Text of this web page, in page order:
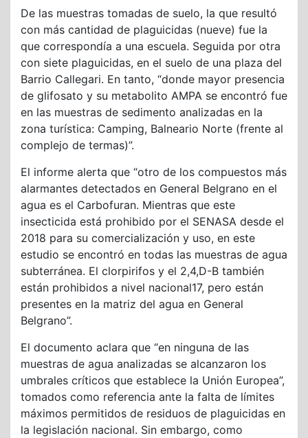
De las muestras tomadas de suelo, la que resultó
con más cantidad de plaguicidas (nueve) fue la
que correspondía a una escuela. Seguida por otra
con siete plaguicidas, en el suelo de una plaza del
Barrio Callegari. En tanto, “donde mayor presencia
de glifosato y su metabolito AMPA se encontró fue
en las muestras de sedimento analizadas en la
zona turística: Camping, Balneario Norte (frente al
complejo de termas)”.
El informe alerta que “otro de los compuestos más
alarmantes detectados en General Belgrano en el
agua es el Carbofuran. Mientras que este
insecticida está prohibido por el SENASA desde el
2018 para su comercialización y uso, en este
estudio se encontró en todas las muestras de agua
subterránea. El clorpirifos y el 2,4,D-B también
están prohibidos a nivel nacional17, pero están
presentes en la matriz del agua en General
Belgrano”.
El documento aclara que “en ninguna de las
muestras de agua analizadas se alcanzaron los
umbrales críticos que establece la Unión Europea”,
tomados como referencia ante la falta de límites
máximos permitidos de residuos de plaguicidas en
la legislación nacional. Sin embargo, como